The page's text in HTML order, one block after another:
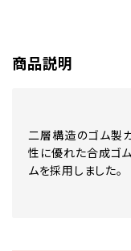
商品説明
二層構造のゴム製
性に優れた合成ゴ
ムを採用しました。